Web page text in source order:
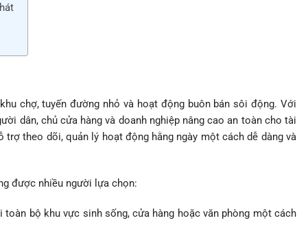
chợ, tuyến đường nhỏ và hoạt động buôn bán sôi động. Với
dân, chủ cửa hàng và doanh nghiệp nâng cao an toàn cho tài
theo dõi, quản lý hoạt động hằng ngày một cách dễ dàng và
được nhiều người lựa chọn:
bộ khu vực sinh sống, cửa hàng hoặc văn phòng một cách